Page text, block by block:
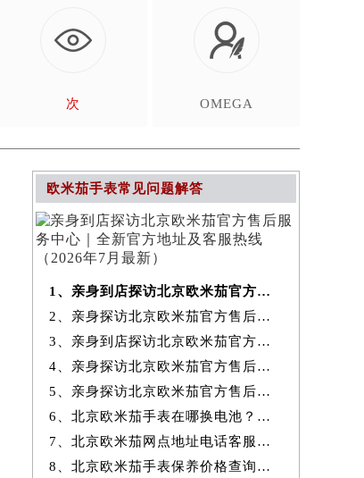
次
OMEGA
欧米茄手表常见问题解答
1、亲身到店探访北京欧米茄官方售后服务中心｜全新官方地址及客服热线
2、亲身探访北京欧米茄官方售后服务中心｜最新热线和全部维修地址（2026
3、亲身到店探访北京欧米茄官方售后服务中心｜地址及官方联系电话（2026
4、亲身探访北京欧米茄官方售后服务中心｜全新地址与售后热线（2026年7
5、亲身探访北京欧米茄官方售后服务中心｜详细网点地址与售后热线（2026
6、北京欧米茄手表在哪换电池？专业售后维修服务指南权威公示（2026年7
7、北京欧米茄网点地址电话客服查询与售后维修保养服务权威公示（2026
8、北京欧米茄手表保养价格查询费用明细权威公示（2026年7月最新）